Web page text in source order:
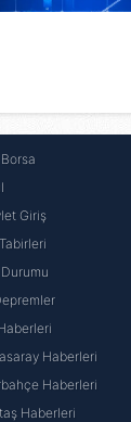
Giriş
Haberleri
Haberleri
Haberleri